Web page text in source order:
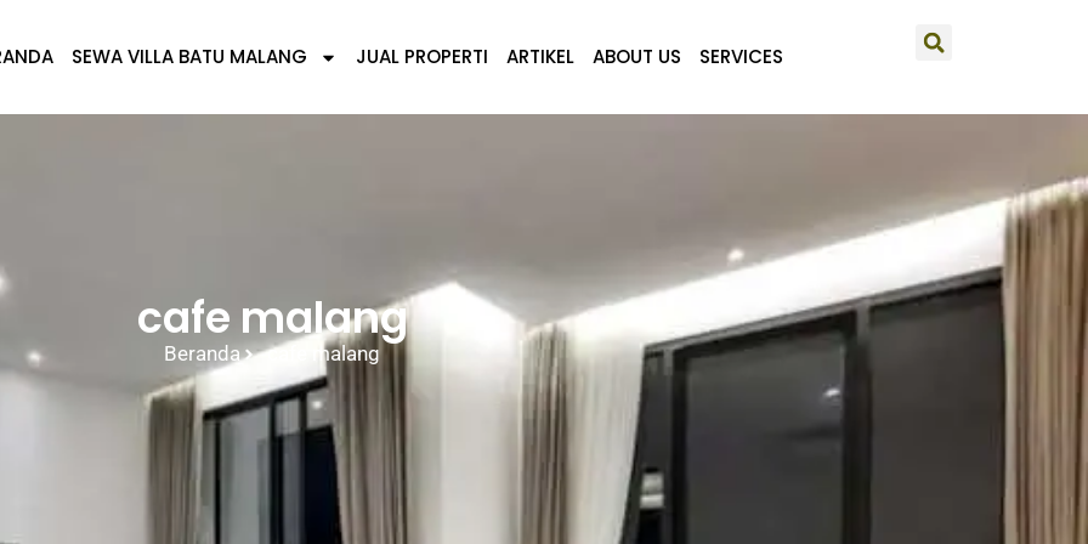
SEWA VILLA BATU MALANG JUAL PROPERTI ARTIKEL ABOUT US SERVICES
cafe malang
Beranda cafe malang